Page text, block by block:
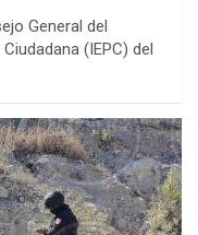
General del
(IEPC) del